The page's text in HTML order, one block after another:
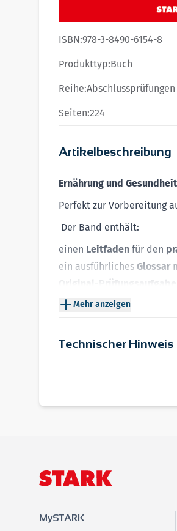
Technischer Hinweis
Artikelbeschreibung
Ernährung und
Perfekt zur Vorbereitung
Der Band enthält:
einen Leitfaden für den
ein ausführliches Glossar
Original-Prüfungsaufgaben
Hinweise und Tipps
Mehr anzeigen
ISBN:978-3-8490-6154-8
Produkttyp:Buch
Reihe:Abschlussprüfungen
Seiten:224
MySTARK